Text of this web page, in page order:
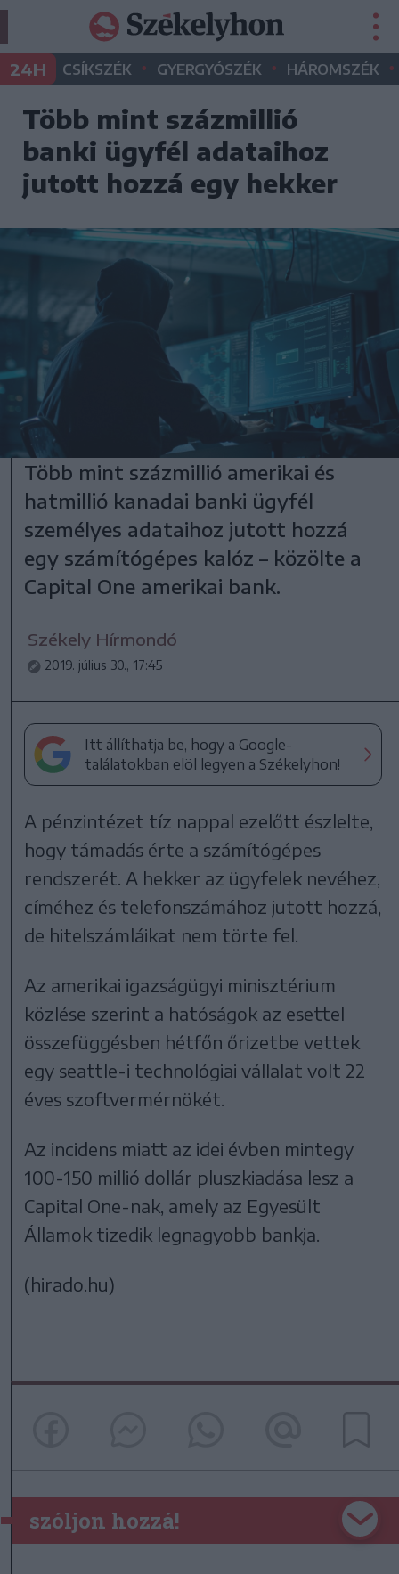
24H CSÍKSZÉK • GYERGYÓSZÉK • HÁROMSZÉK •
Több mint százmillió
banki ügyfél adataihoz
jutott hozzá egy hekker
Több mint százmillió amerikai és
hatmillió kanadai banki ügyfél
személyes adataihoz jutott hozzá
egy számítógépes kalóz – közölte a
Capital One amerikai bank.
Székely Hírmondó
2019. július 30., 17:45
Itt állíthatja be, hogy a Google-
találatokban elöl legyen a Székelyhon!
A pénzintézet tíz nappal ezelőtt észlelte,
hogy támadás érte a számítógépes
rendszerét. A hekker az ügyfelek nevéhez,
címéhez és telefonszámához jutott hozzá,
de hitelszámláikat nem törte fel.
Az amerikai igazságügyi minisztérium
közlése szerint a hatóságok az esettel
összefüggésben hétfőn őrizetbe vettek
egy seattle-i technológiai vállalat volt 22
éves szoftvermérnökét.
Az incidens miatt az idei évben mintegy
100-150 millió dollár pluszkiadása lesz a
Capital One-nak, amely az Egyesült
Államok tizedik legnagyobb bankja.
(hirado.hu)
szóljon hozzá!